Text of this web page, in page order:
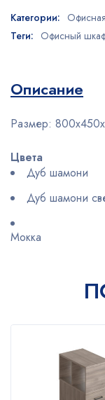
Категории:
Теги: Офисный
Описание
Размер:
Цвета
Дуб шамони
Дуб шамони
Мокка